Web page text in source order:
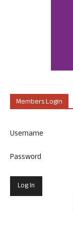
Members Login
Username
Password